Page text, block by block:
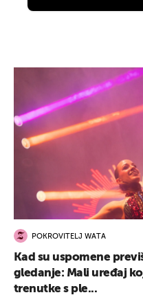
POKROVITELJ WATA
Kad su uspomene
gledanje: Mali uređaj
trenutke s ple...